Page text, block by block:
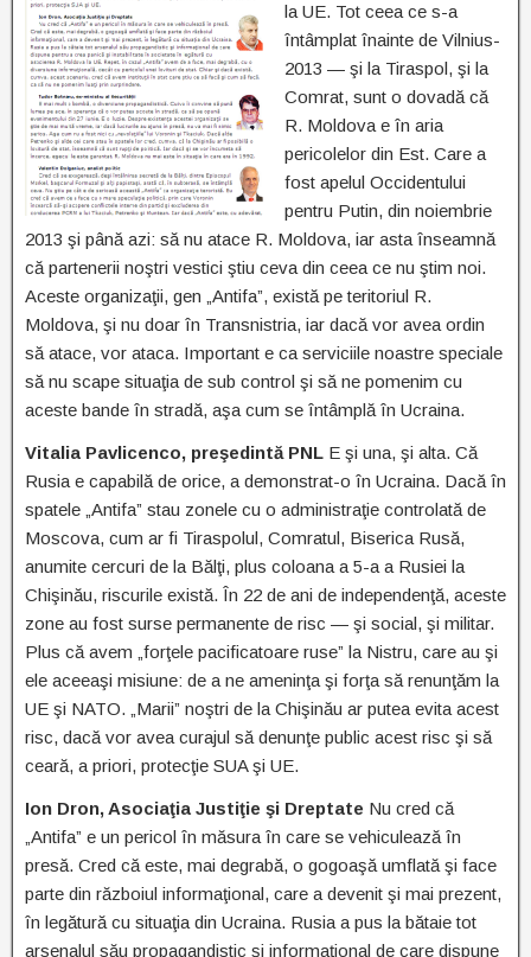
la UE. Tot ceea ce s-a
întâmplat înainte de Vilnius-
2013 — şi la Tiraspol, şi la
Comrat, sunt o dovadă că
R. Moldova e în aria
pericolelor din Est. Care a
fost apelul Occidentului
pentru Putin, din noiembrie
2013 şi până azi: să nu atace R. Moldova, iar asta înseamnă
că partenerii noştri vestici ştiu ceva din ceea ce nu ştim noi.
Aceste organizaţii, gen „Antifa”, există pe teritoriul R.
Moldova, şi nu doar în Transnistria, iar dacă vor avea ordin
să atace, vor ataca. Important e ca serviciile noastre speciale
să nu scape situaţia de sub control şi să ne pomenim cu
aceste bande în stradă, aşa cum se întâmplă în Ucraina.
Vitalia Pavlicenco, preşedintă PNL E şi una, şi alta. Că
Rusia e capabilă de orice, a demonstrat-o în Ucraina. Dacă în
spatele „Antifa” stau zonele cu o administraţie controlată de
Moscova, cum ar fi Tiraspolul, Comratul, Biserica Rusă,
anumite cercuri de la Bălţi, plus coloana a 5-a a Rusiei la
Chişinău, riscurile există. În 22 de ani de independenţă, aceste
zone au fost surse permanente de risc — şi social, şi militar.
Plus că avem „forţele pacificatoare ruse” la Nistru, care au şi
ele aceeaşi misiune: de a ne ameninţa şi forţa să renunţăm la
UE şi NATO. „Marii” noştri de la Chişinău ar putea evita acest
risc, dacă vor avea curajul să denunţe public acest risc şi să
ceară, a priori, protecţie SUA şi UE.
Ion Dron, Asociaţia Justiţie şi Dreptate Nu cred că
„Antifa” e un pericol în măsura în care se vehiculează în
presă. Cred că este, mai degrabă, o gogoaşă umflată şi face
parte din războiul informaţional, care a devenit şi mai prezent,
în legătură cu situaţia din Ucraina. Rusia a pus la bătaie tot
arsenalul său propagandistic şi informaţional de care dispune